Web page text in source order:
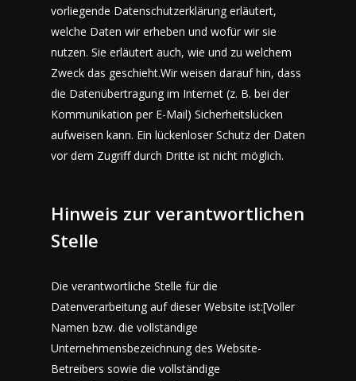
vorliegende Datenschutzerklärung erläutert,
welche Daten wir erheben und wofür wir sie
nutzen. Sie erläutert auch, wie und zu welchem
Zweck das geschieht.Wir weisen darauf hin, dass
die Datenübertragung im Internet (z. B. bei der
Kommunikation per E-Mail) Sicherheitslücken
aufweisen kann. Ein lückenloser Schutz der Daten
vor dem Zugriff durch Dritte ist nicht möglich.
Hinweis zur verantwortlichen
Stelle
Die verantwortliche Stelle für die
Datenverarbeitung auf dieser Website ist:[Voller
Namen bzw. die vollständige
Unternehmensbezeichnung des Website-
Betreibers sowie die vollständige